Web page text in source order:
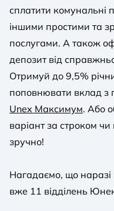
сплатити комунальні
іншими простими та
послугами. А також
депозит від
Отримуй до 9,5%
поповнювати вклад з
Unex Максимум. Або
варіант за строком
зручно!
Нагадаємо, що
вже 11 відділень